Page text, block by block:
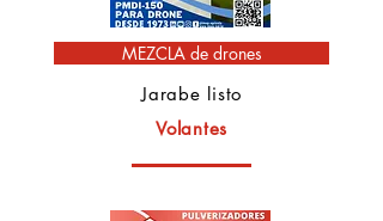
MEZCLA de drones
Jarabe listo
Volantes